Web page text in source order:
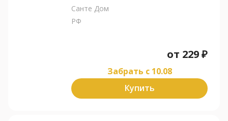
Санте Дом
РФ
от 229₽
Забрать c 10.08
Купить